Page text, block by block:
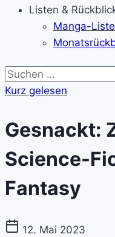
Listen &
Manga-
Suche
Kurz gelesen
Gesnackt:
Science-
Fantasy
12. Mai 2023